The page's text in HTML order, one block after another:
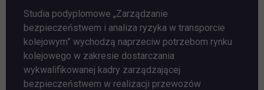
Studia podyplomowe „Zarządzanie
bezpieczeństwem i analiza ryzyka w transporcie
kolejowym” wychodzą naprzeciw potrzebom rynku
kolejowego w zakresie dostarczania
wykwalifikowanej kadry zarządzającej
bezpieczeństwem w realizacji przewozów